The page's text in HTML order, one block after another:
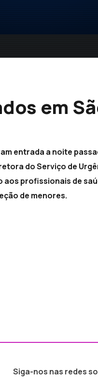
em
entrada a noite
do Serviço de
profissionais de
de menores.
Siga-nos nas redes